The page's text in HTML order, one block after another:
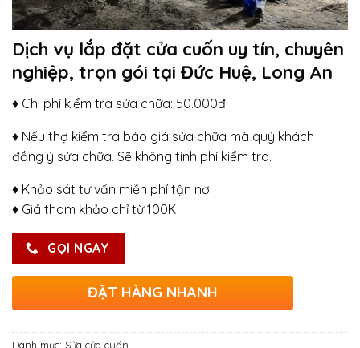
Dịch vụ lắp đặt cửa cuốn uy tín, chuyên
nghiệp, trọn gói tại Đức Huệ, Long An
♦ Chi phí kiểm tra sửa chữa: 50.000đ.
♦ Nếu thợ kiểm tra báo giá sửa chữa mà quý khách
đồng ý sửa chữa. Sẽ không tính phí kiểm tra.
♦ Khảo sát tư vấn miễn phí tận nơi
♦ Giá tham khảo chỉ từ 100K
GỌI NGAY
ĐẶT HÀNG NHANH
Danh mục: Sửa cửa cuốn